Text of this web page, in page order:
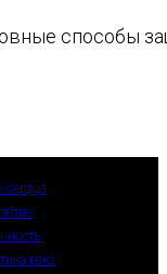
способы
сердца
рака